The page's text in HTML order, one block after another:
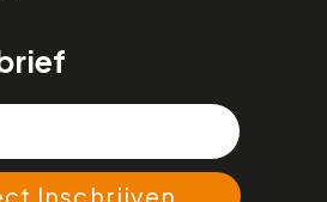
Inschrijven